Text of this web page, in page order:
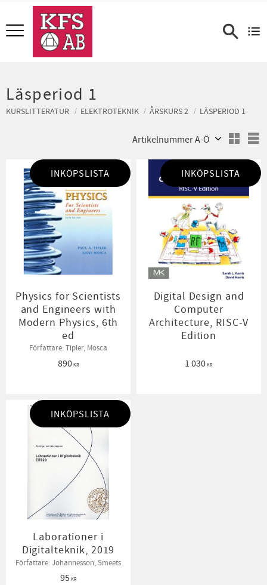
Meny
Läsperiod 1
KURSLITTERATUR ELEKTROTEKNIK ÅRSKURS 2 LÄSPERIOD 1
Physics for Scientists
and Engineers with
Modern Physics, 6th
ed
Författare: Tipler, Mosca
890KR
INKÖPSLISTA
Digital Design and
Computer
Architecture, RISC-V
Edition
1 030KR
INKÖPSLISTA
Laborationer i
Digitalteknik, 2019
Författare: Johannesson, Smeets
95 KR
INKÖPSLISTA